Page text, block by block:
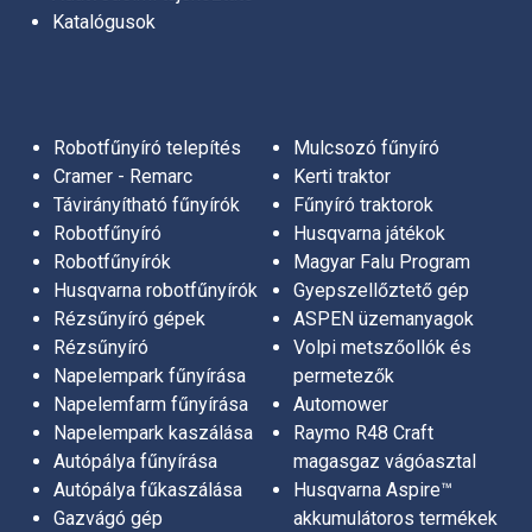
Sövénynyírók
Erdészeti tisztítófűrészek
Magassági ágvágók
Arborista szerszámok
Portable Winch csörlők
Lombfúvók
Kultivátorok, kerti kapák
Talajlazítók és gyepszellőztetők
Husqvarna gyepszellőztetők
Ariens hómarók
AS-MOTOR Katalógus 2025 (angol)
Katalógusok
Robotfűnyíró telepítés
Cramer - Remarc
Távirányítható fűnyírók
Robotfűnyíró
Robotfűnyírók
Husqvarna robotfűnyírók
Rézsűnyíró gépek
Rézsűnyíró
Napelempark fűnyírása
Napelemfarm fűnyírása
Napelempark kaszálása
Autópálya fűnyírása
Autópálya fűkaszálása
Gazvágó gép
Mulcsozó fűnyíró
Kerti traktor
Fűnyíró traktorok
Husqvarna játékok
Magyar Falu Program
Gyepszellőztető gép
ASPEN üzemanyagok
Volpi metszőollók és
permetezők
Automower
Raymo R48 Craft
magasgaz vágóasztal
Husqvarna Aspire™
akkumulátoros termékek